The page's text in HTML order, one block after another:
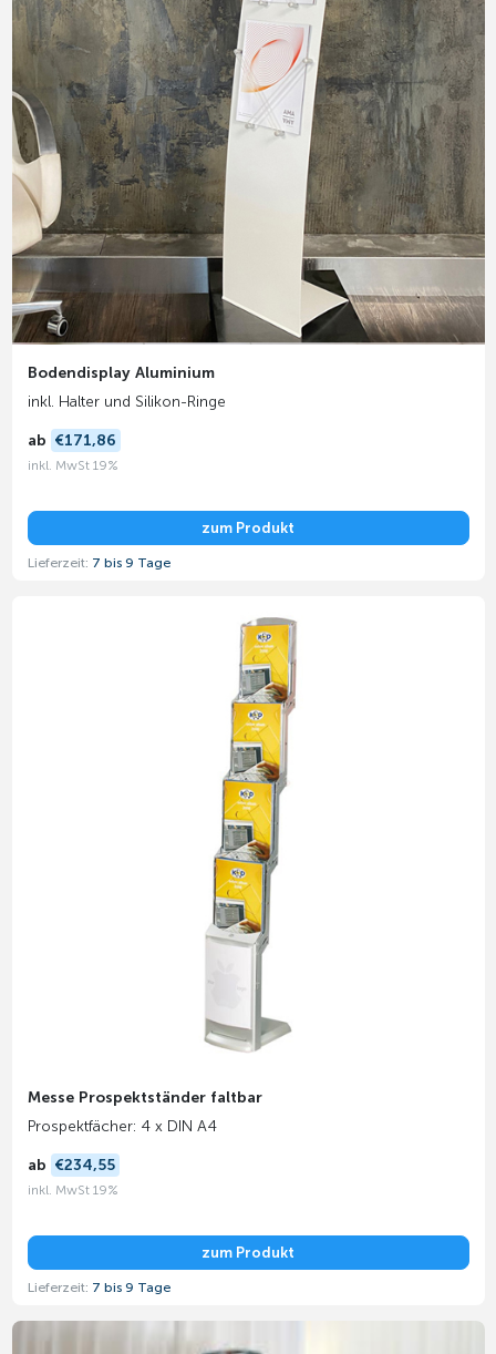
Bodendisplay Aluminium
inkl. Halter und Silikon-Ringe
ab €171,86
inkl. MwSt 19%
zum Produkt
Lieferzeit: 7 bis 9 Tage
Messe Prospektständer faltbar
Prospektfächer: 4 x DIN A4
ab €234,55
inkl. MwSt 19%
zum Produkt
Lieferzeit: 7 bis 9 Tage